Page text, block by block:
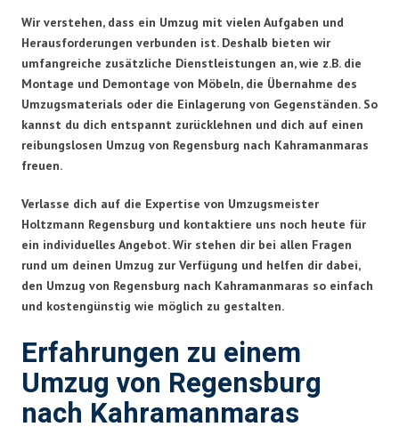
Wir verstehen, dass ein Umzug mit vielen Aufgaben und
Herausforderungen verbunden ist. Deshalb bieten wir
umfangreiche zusätzliche Dienstleistungen an, wie z.B. die
Montage und Demontage von Möbeln, die Übernahme des
Umzugsmaterials oder die Einlagerung von Gegenständen. So
kannst du dich entspannt zurücklehnen und dich auf einen
reibungslosen Umzug von Regensburg nach Kahramanmaras
freuen.
Verlasse dich auf die Expertise von Umzugsmeister
Holtzmann Regensburg und kontaktiere uns noch heute für
ein individuelles Angebot. Wir stehen dir bei allen Fragen
rund um deinen Umzug zur Verfügung und helfen dir dabei,
den Umzug von Regensburg nach Kahramanmaras so einfach
und kostengünstig wie möglich zu gestalten.
Erfahrungen zu einem
Umzug von Regensburg
nach Kahramanmaras